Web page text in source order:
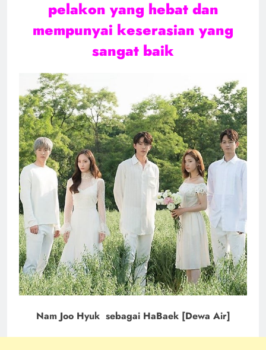
pelakon yang hebat dan
mempunyai keserasian yang
sangat baik
Nam Joo Hyuk sebagai HaBaek [Dewa Air]